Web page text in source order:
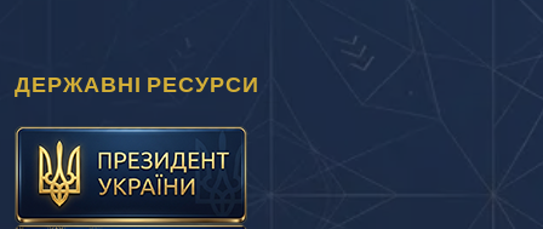
ДЕРЖАВНІ РЕСУРСИ